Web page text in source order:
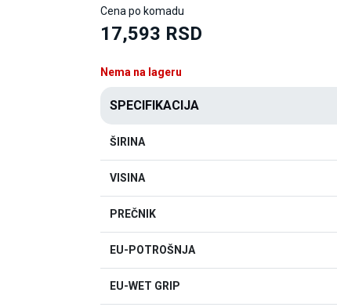
Cena po komadu
17,593 RSD
Nema na lageru
SPECIFIKACIJA
ŠIRINA
VISINA
PREČNIK
EU-POTROŠNJA
EU-WET GRIP